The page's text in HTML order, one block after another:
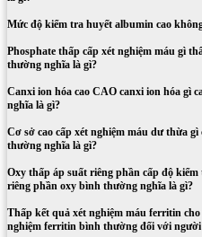
Mức độ kiểm tra huyết albumin cao
Phosphate thấp cấp xét nghiệm máu gì
thường nghĩa là gì?
Canxi ion hóa cao CAO canxi ion hóa gì
nghĩa là gì?
Cơ sở cao cấp xét nghiệm máu dư thừa
thường nghĩa là gì?
Oxy thấp áp suất riêng phần cấp độ
riêng phần oxy bình thường nghĩa là gì?
Thấp kết quả xét nghiệm máu ferritin
nghiệm ferritin bình thường đối với người